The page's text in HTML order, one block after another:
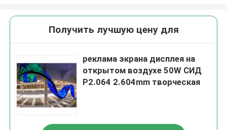
Получить лучшую цену для
реклама экрана дисплея на
открытом воздухе 50W СИД
P2.064 2.604mm творческая